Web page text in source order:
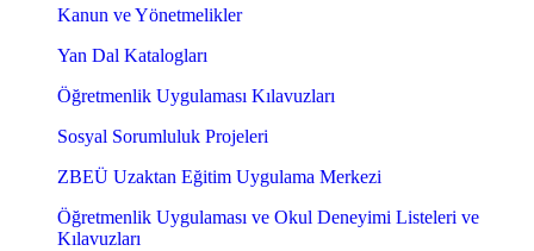
Kanun ve Yönetmelikler
Yan Dal Katalogları
Öğretmenlik Uygulaması Kılavuzları
Sosyal Sorumluluk Projeleri
ZBEÜ Uzaktan Eğitim Uygulama Merkezi
Öğretmenlik Uygulaması ve Okul Deneyimi Listeleri ve
Kılavuzları